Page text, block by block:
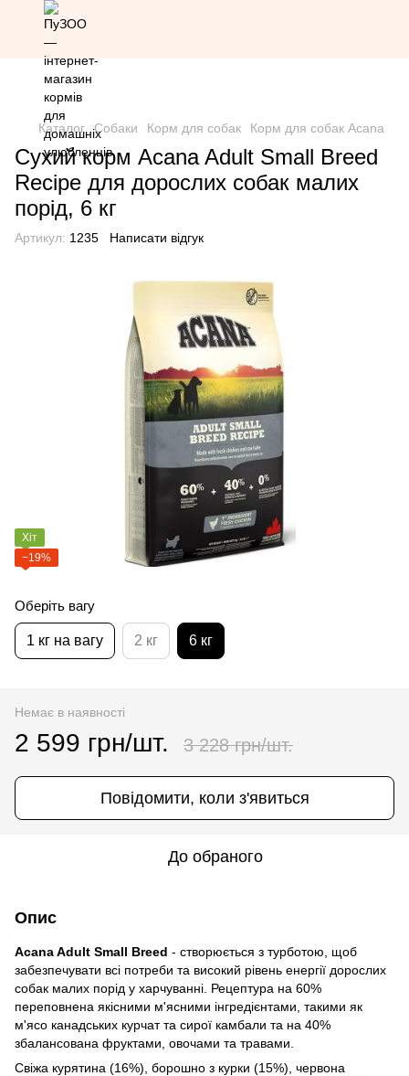
Знижка 20% на всю продукцію Грандорф за промокодом
Grandorf20 (окрім товарів зі знижкою)
Каталог Собаки Корм для собак Корм для собак Acana
Сухий корм Acana Adult Small Breed
Recipe для дорослих собак малих
порід, 6 кг
Артикул: 1235 Написати відгук
Хіт
−19%
Оберіть вагу
1 кг на вагу 2 кг 6 кг
Немає в наявності
2 599 грн/шт. 3 228 грн/шт.
Повідомити, коли з'явиться
До обраного
Опис
Acana Adult Small Breed - створюється з турботою, щоб
забезпечувати всі потреби та високий рівень енергії дорослих
собак малих порід у харчуванні. Рецептура на 60%
переповнена якісними м'ясними інгредієнтами, такими як
м'ясо канадських курчат та сирої камбали та на 40%
збалансована фруктами, овочами та травами.
Свіжа курятина (16%), борошно з курки (15%), червона